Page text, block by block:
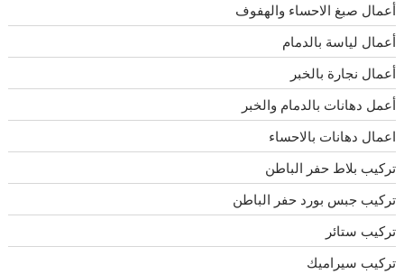
أعمال صبغ الاحساء والهفوف
أعمال لياسة بالدمام
أعمال نجارة بالخبر
أعمل دهانات بالدمام والخبر
اعمال دهانات بالاحساء
تركيب بلاط حفر الباطن
تركيب جبس بورد حفر الباطن
تركيب ستائر
تركيب سيراميك